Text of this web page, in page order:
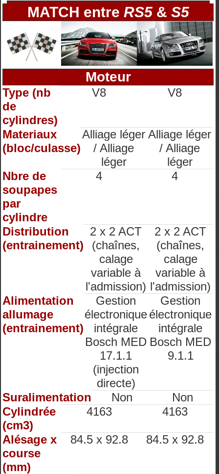
MATCH entre RS5& S5
Moteur
Type (nb
de
cylindres)
V8 V8
Materiaux
(bloc/culasse)
Alliage léger
/ Alliage
léger
Alliage léger
/ Alliage
léger
Nbre de
soupapes
par
cylindre
4 4
Distribution
(entrainement)
2 x 2 ACT
(chaînes,
calage
variable à
l'admission)
2 x 2 ACT
(chaînes,
calage
variable à
l'admission)
Alimentation
allumage
(entrainement)
Gestion
électronique
intégrale
Bosch MED
17.1.1
(injection
directe)
Gestion
électronique
intégrale
Bosch MED
9.1.1
Suralimentation Non
Non
Cylindrée
(cm3)
4163 4163
Alésage x
course
(mm)
84.5 x 92.8 84.5 x 92.8